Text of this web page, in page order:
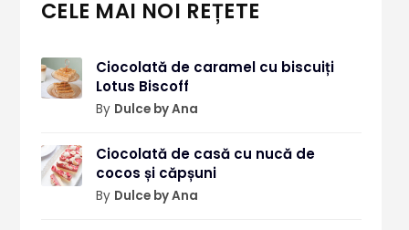
CELE MAI NOI REȚETE
Ciocolată de caramel cu biscuiți
Lotus Biscoff
By Dulce by Ana
Ciocolată de casă cu nucă de
cocos și căpșuni
By Dulce by Ana